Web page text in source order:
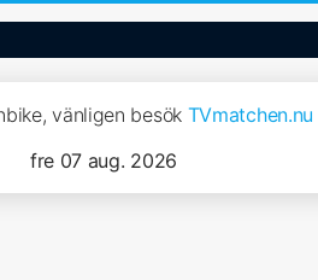
vänligen besök TVmatchen.nu
fre 07 aug. 2026